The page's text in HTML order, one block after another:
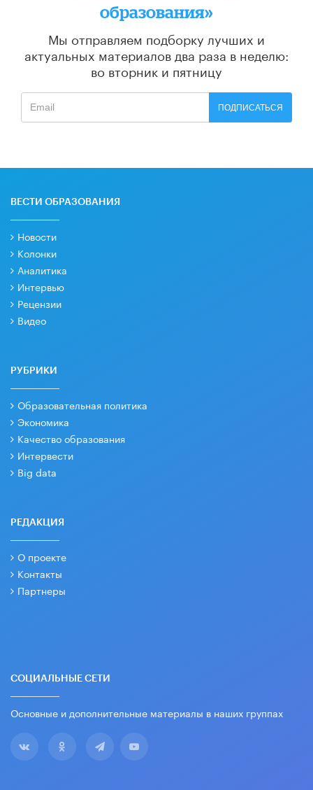
образования»
Мы отправляем подборку лучших и
актуальных материалов два раза в неделю:
во вторник и пятницу
ПОДПИСАТЬСЯ
ВЕСТИ ОБРАЗОВАНИЯ
Новости
Колонки
Аналитика
Интервью
Рецензии
Видео
РУБРИКИ
Образовательная политика
Экономика
Качество образования
Интервести
Big data
РЕДАКЦИЯ
О проекте
Контакты
Партнеры
СОЦИАЛЬНЫЕ СЕТИ
Основные и дополнительные материалы в наших группах